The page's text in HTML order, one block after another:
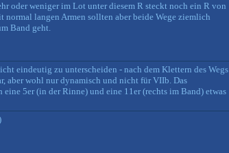
oder weniger im Lot unter diesem R steckt noch ein R von
normal langen Armen sollten aber beide Wege ziemlich
Band geht.
eindeutig zu unterscheiden - nach dem Klettern des Wegs
aber wohl nur dynamisch und nicht für VIIb. Das
5er (in der Rinne) und eine 11er (rechts im Band) etwas